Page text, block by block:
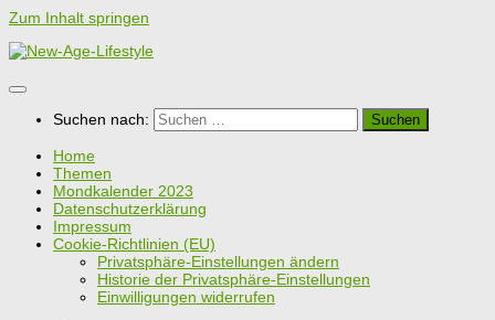
Zum Inhalt springen
Suchen nach:
Home
Themen
Mondkalender 2023
Datenschutzerklärung
Impressum
Cookie-Richtlinien (EU)
Privatsphäre-Einstellungen ändern
Historie der Privatsphäre-Einstellungen
Einwilligungen widerrufen